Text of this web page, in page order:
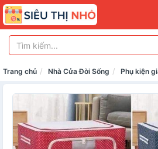
Trang chủ Nhà Cửa Đời Sống Phụ kiện